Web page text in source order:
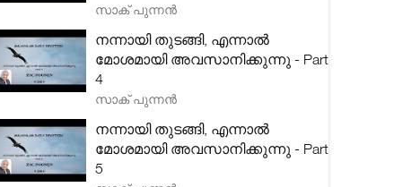
സാക് പുന്നൻ
നന്നായി തുടങ്ങി, എന്നാൽ
മോശമായി അവസാനിക്കുന്നു - Part
4
സാക് പുന്നൻ
നന്നായി തുടങ്ങി, എന്നാൽ
മോശമായി അവസാനിക്കുന്നു - Part
5